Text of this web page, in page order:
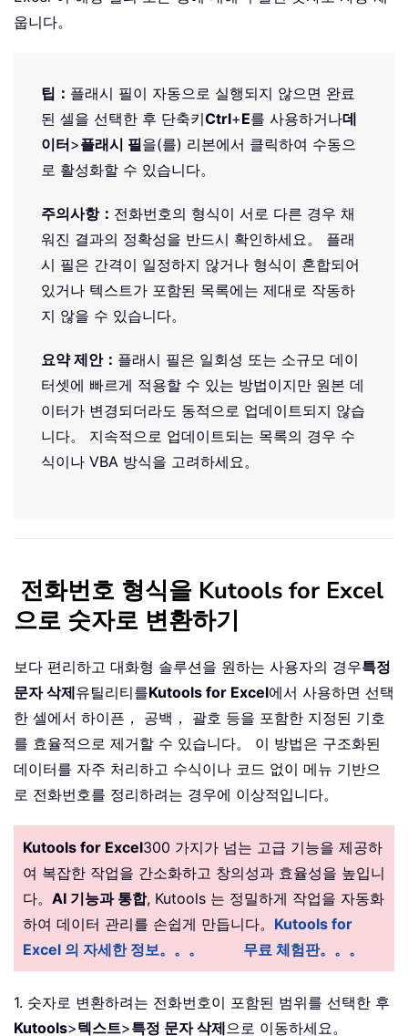
웁니다。
팁： 플래시 필이 자동으로 실행되지 않으면 완료
된 셀을 선택한 후 단축키Ctrl+E를 사용하거나데
이터>플래시 필을(를) 리본에서 클릭하여 수동으
로 활성화할 수 있습니다。
주의사항： 전화번호의 형식이 서로 다른 경우 채
워진 결과의 정확성을 반드시 확인하세요。 플래
시 필은 간격이 일정하지 않거나 형식이 혼합되어
있거나 텍스트가 포함된 목록에는 제대로 작동하
지 않을 수 있습니다。
요약 제안： 플래시 필은 일회성 또는 소규모 데이
터셋에 빠르게 적용할 수 있는 방법이지만 원본 데
이터가 변경되더라도 동적으로 업데이트되지 않습
니다。 지속적으로 업데이트되는 목록의 경우 수
식이나 VBA 방식을 고려하세요。
전화번호 형식을 Kutools for Excel
으로 숫자로 변환하기
보다 편리하고 대화형 솔루션을 원하는 사용자의 경우특정
문자 삭제유틸리티를Kutools for Excel에서 사용하면 선택
한 셀에서 하이픈， 공백， 괄호 등을 포함한 지정된 기호
를 효율적으로 제거할 수 있습니다。 이 방법은 구조화된
데이터를 자주 처리하고 수식이나 코드 없이 메뉴 기반으
로 전화번호를 정리하려는 경우에 이상적입니다。
Kutools for Excel300 가지가 넘는 고급 기능을 제공하
여 복잡한 작업을 간소화하고 창의성과 효율성을 높입니
다。 AI 기능과 통합, Kutools 는 정밀하게 작업을 자동화
하여 데이터 관리를 손쉽게 만듭니다。 Kutools for
Excel 의 자세한 정보。。。
무료 체험판。。。
1. 숫자로 변환하려는 전화번호이 포함된 범위를 선택한 후
Kutools>텍스트>특정 문자 삭제으로 이동하세요。